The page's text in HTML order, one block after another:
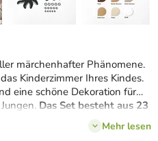
märchenhafter Phänomene.
Kinderzimmer Ihres Kindes.
eine schöne Dekoration für
Das Set besteht aus 23
Farbe wählen - der Preis für
Mehr lesen